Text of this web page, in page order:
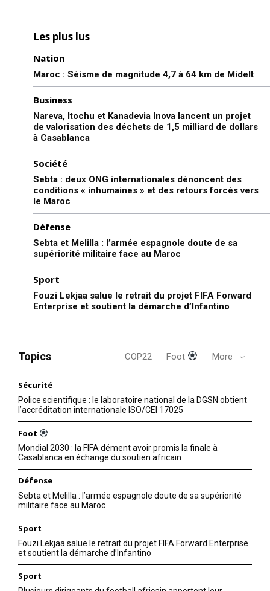
Les plus lus
Nation
Maroc : Séisme de magnitude 4,7 à 64 km de Midelt
Business
Nareva, Itochu et Kanadevia Inova lancent un projet
de valorisation des déchets de 1,5 milliard de dollars
à Casablanca
Société
Sebta : deux ONG internationales dénoncent des
conditions « inhumaines » et des retours forcés vers
le Maroc
Défense
Sebta et Melilla : l’armée espagnole doute de sa
supériorité militaire face au Maroc
Sport
Fouzi Lekjaa salue le retrait du projet FIFA Forward
Enterprise et soutient la démarche d’Infantino
Topics COP22 Foot More
Sécurité
Police scientifique : le laboratoire national de la DGSN obtient
l’accréditation internationale ISO/CEI 17025
Foot
Mondial 2030 : la FIFA dément avoir promis la finale à
Casablanca en échange du soutien africain
Défense
Sebta et Melilla : l’armée espagnole doute de sa supériorité
militaire face au Maroc
Sport
Fouzi Lekjaa salue le retrait du projet FIFA Forward Enterprise
et soutient la démarche d’Infantino
Sport